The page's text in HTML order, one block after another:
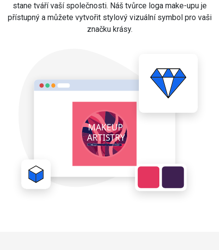
stane tváří vaší společnosti. Náš tvůrce loga make-upu je
přístupný a můžete vytvořit stylový vizuální symbol pro vaši
značku krásy.